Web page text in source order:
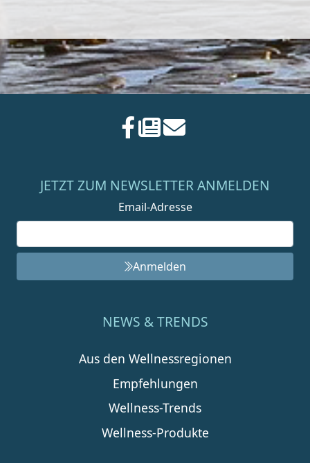
JETZT ZUM NEWSLETTER ANMELDEN
Email-Adresse
Anmelden
NEWS & TRENDS
Aus den Wellnessregionen
Empfehlungen
Wellness-Trends
Wellness-Produkte